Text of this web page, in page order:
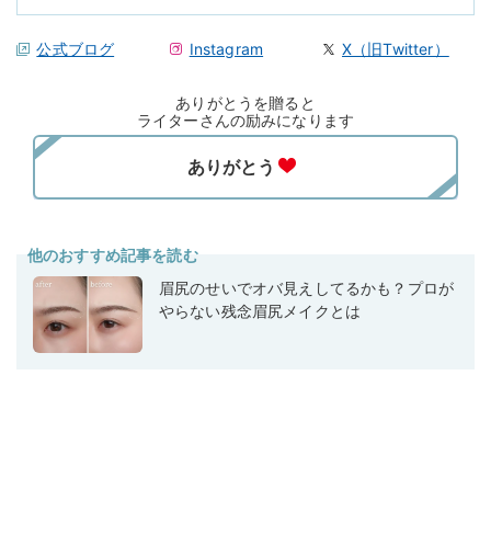
公式ブログ Instagram X（旧Twitter）
ありがとうを贈ると
ライターさんの励みになります
他のおすすめ記事を読む
眉尻のせいでオバ見えしてるかも？プロが
やらない残念眉尻メイクとは